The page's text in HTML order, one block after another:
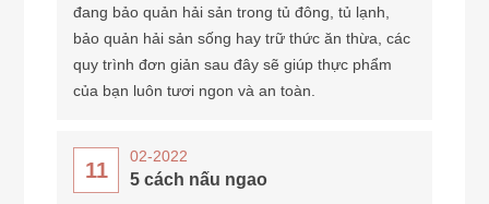
đang bảo quản hải sản trong tủ đông, tủ lạnh,
bảo quản hải sản sống hay trữ thức ăn thừa, các
quy trình đơn giản sau đây sẽ giúp thực phẩm
của bạn luôn tươi ngon và an toàn.
11
02-2022
5 cách nấu ngao